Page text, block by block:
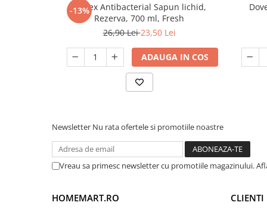
-13%
Protex Antibacterial Sapun lichid,
Rezerva, 700 ml, Fresh
26,90 Lei23,50 Lei
ADAUGA IN COS
Newsletter Nu rata ofertele si promotiile noastre
Vreau sa primesc newsletter cu promotiile magazinului.
HOMEMART.RO CLIENTI